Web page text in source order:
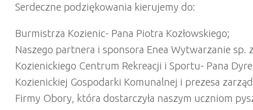
Serdeczne podziękowania kierujemy do:
Burmistrza Kozienic- Pana Piotra Kozłowskiego;
Naszego partnera i sponsora Enea Wytwarzanie sp.
Kozienickiego Centrum Rekreacji i Sportu- Pana
Kozienickiej Gospodarki Komunalnej i prezesa
Firmy Obory, która dostarczyła naszym uczniom